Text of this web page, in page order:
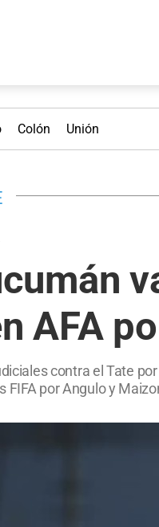
Colón Unión
AFA
contra el Tate
FIFA por Angulo y